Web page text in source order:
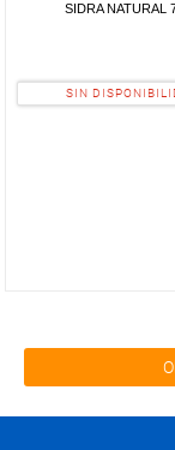
SIDRA NATURAL
SIN